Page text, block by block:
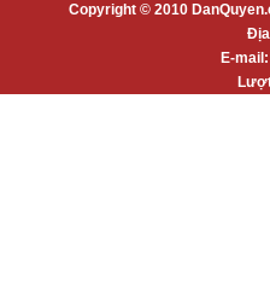
Copyright © 2010
E-